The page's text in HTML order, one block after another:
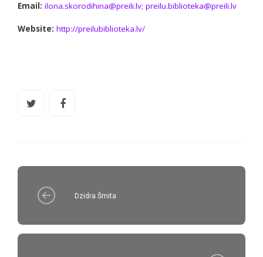
Email: ilona.skorodihina@preili.lv; preilu.biblioteka@preili.lv
Website: http://preilubiblioteka.lv/
Dzidra Šmita